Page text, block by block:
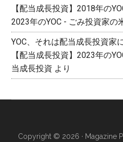
【配当成長投資】2018年の
2023年のYOC - ごみ投資家の
YOC、それは配当成長投資家
【配当成長投資】2023年の
当成長投資 より
Copyright © 2026 · Magazine